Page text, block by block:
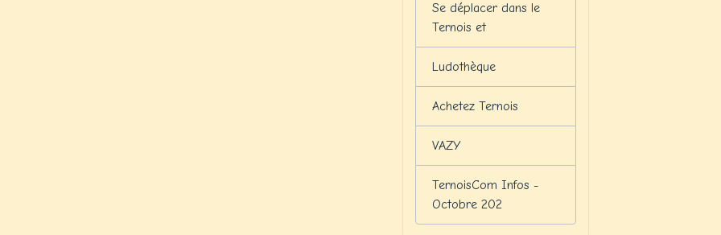
Se déplacer dans le
Ternois et
Ludothèque
Achetez Ternois
VAZY
TernoisCom Infos -
Octobre 202